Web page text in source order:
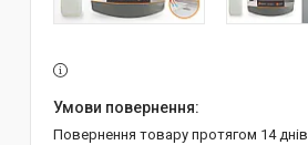
повернення товару протягом 14 днів